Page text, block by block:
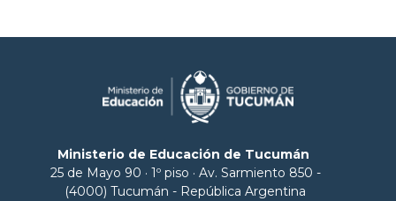
Ministerio de Educación de Tucumán
25 de Mayo 90 · 1º piso · Av. Sarmiento 850 -
(4000) Tucumán - República Argentina